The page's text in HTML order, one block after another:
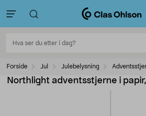
Forside Jul Julebelysning
Northlight adventsstjerne i